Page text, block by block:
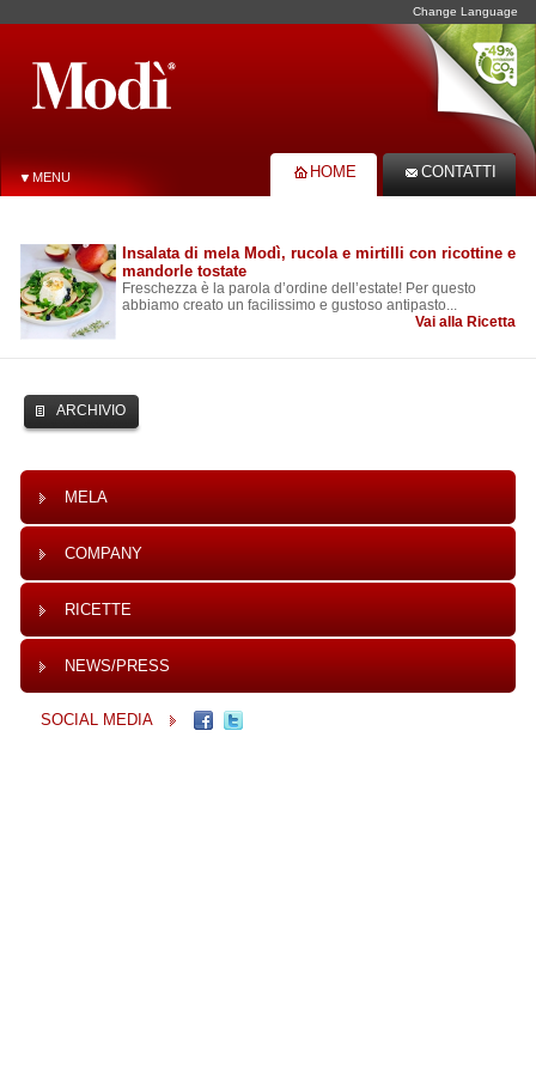
Change Language
MENU CONTATTI
HOME
Insalata di mela Modì, rucola e mirtilli con ricottine e
mandorle tostate
Freschezza è la parola d’ordine dell’estate! Per questo
abbiamo creato un facilissimo e gustoso antipasto...
Vai alla Ricetta
ARCHIVIO
MELA
COMPANY
RICETTE
NEWS/PRESS
SOCIAL MEDIA